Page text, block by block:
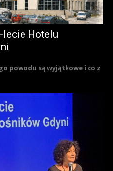
lecie Hotelu
powodu są wyjątkowe i co z